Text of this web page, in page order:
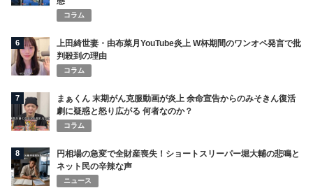
コラム
6
上田綺世妻・由布菜月YouTube炎上 W杯期間のワンオペ発言で批
判殺到の理由
コラム
7
まぁくん 末期がん克服動画が炎上 余命宣告からのみそきん復活
劇に疑惑と怒り広がる 何者なのか？
コラム
8
円相場の急変で全財産喪失！ショートスリーパー堀大輔の悲鳴と
ネット民の辛辣な声
ニュース